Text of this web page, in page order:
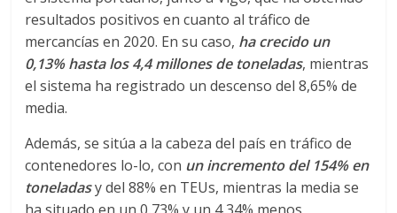
–
T
r
a
resultados positivos en cuanto al tráfico de
mercancías en 2020. En su caso, ha crecido un
0,13% hasta los 4,4 millones de toneladas, mientras
el sistema ha registrado un descenso del 8,65% de
media.
Además, se sitúa a la cabeza del país en tráfico de
contenedores lo-lo, con un incremento del 154% en
toneladasy del 88% en TEUs, mientras la media se